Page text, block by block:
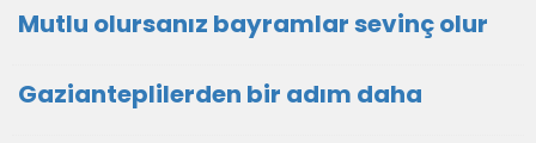
Mutlu olursanız bayramlar sevinç olur
Gazianteplilerden bir adım daha